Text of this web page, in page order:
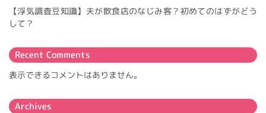
【浮気調査豆知識】夫が飲食店のなじみ客？初めてのはずがどう
して？
Recent Comments
表示できるコメントはありません。
Archives